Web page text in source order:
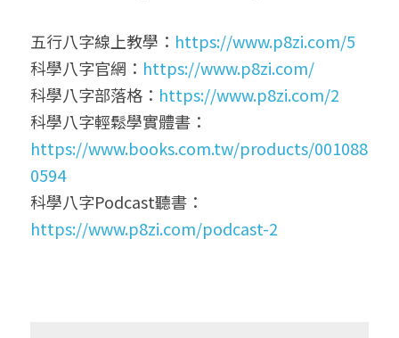
五行八字線上教學： https://www.p8zi.com/5
科學八字官網： https://www.p8zi.com/
科學八字部落格： https://www.p8zi.com/2
科學八字輕鬆學實體書：
https://www.books.com.tw/products/001088
0594
科學八字Podcast聽書：
https://www.p8zi.com/podcast-2